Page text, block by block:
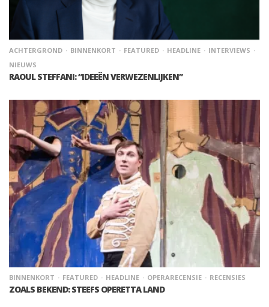
ACHTERGROND BINNENKORT FEATURED HEADLINE
INTERVIEWS
NIEUWS
RAOUL STEFFANI: “IDEEËN VERWEZENLIJKEN”
BINNENKORT FEATURED HEADLINE OPERARECENSIE RECENSIES
ZOALS BEKEND: STEEFS OPERETTA LAND